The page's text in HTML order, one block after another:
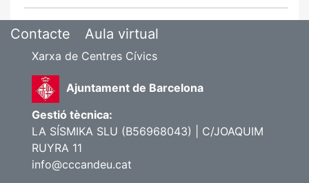
Contacte Aula virtual
Xarxa de Centres Cívics
Ajuntament de Barcelona
Gestió tècnica:
LA SÍSMIKA SLU (B56968043) | C/JOAQUIM
RUYRA 11
info@cccandeu.cat